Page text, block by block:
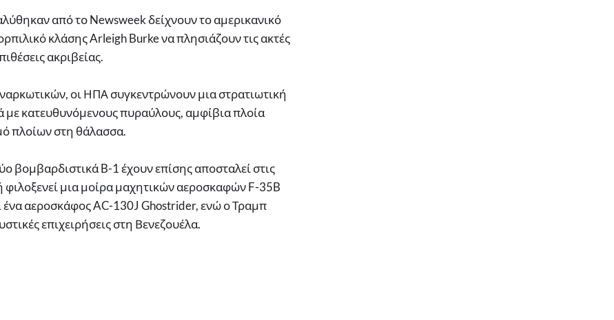
από το Newsweek δείχνουν το αμερικανικό
κλάσης Arleigh Burke να πλησιάζουν τις ακτές
ακριβείας.
οι ΗΠΑ συγκεντρώνουν μια στρατιωτική
με κατευθυνόμενους πυραύλους, αμφίβια πλοία
πλοίων στη θάλασσα.
βομβαρδιστικά B-1 έχουν επίσης αποσταλεί στις
φιλοξενεί μια μοίρα μαχητικών αεροσκαφών F-35B
ένα αεροσκάφος AC-130J Ghostrider, ενώ ο Τραμπ
επιχειρήσεις στη Βενεζουέλα.